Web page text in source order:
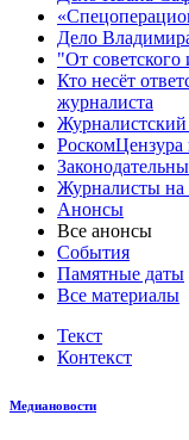
Дело
"От
Кто несёт
журналиста
Журналистский
Журналисты на
Анонсы
Все анонсы
События
Памятные даты
Все материалы
Текст
Контекст
Медиановости